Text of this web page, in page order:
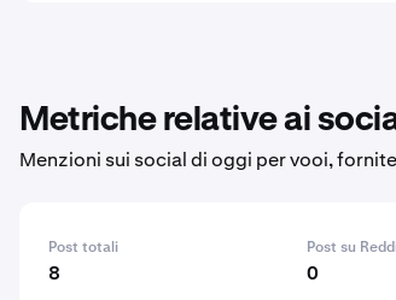
Metriche relative ai
Menzioni sui social di oggi per vooi,
Post totali
8
Post su
0